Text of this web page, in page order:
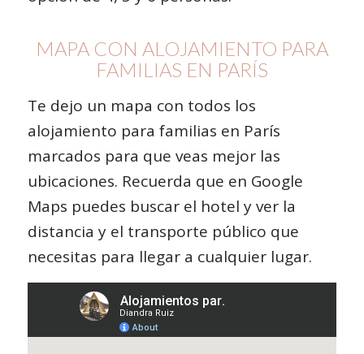
MAPA CON ALOJAMIENTO PARA
FAMILIAS EN PARÍS
Te dejo un mapa con todos los
alojamiento para familias en París
marcados para que veas mejor las
ubicaciones. Recuerda que en Google
Maps puedes buscar el hotel y ver la
distancia y el transporte público que
necesitas para llegar a cualquier lugar.